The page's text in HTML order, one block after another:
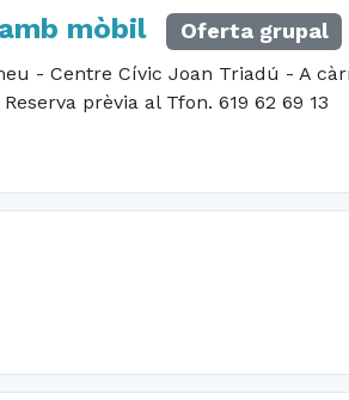
mòbil Oferta grupal
- Centre Cívic Joan Triadú - A
prèvia al Tfon. 619 62 69 13